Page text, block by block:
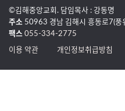
©김해중앙교회. 담임목사 : 강동명
주소 50963 경남 김해시 흥동로7(풍
팩스 055-334-2775
이용 약관 개인정보취급방침